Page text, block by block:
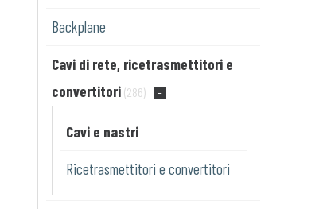
Backplane
Cavi di rete, ricetrasmettitori e
convertitori (286)
Cavi e nastri
Ricetrasmettitori e convertitori